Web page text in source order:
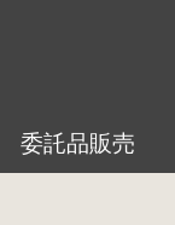
委託品販売